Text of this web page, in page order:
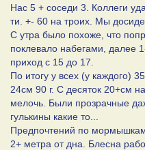
Нас 5 + соседи 3. Коллеги
ти. +- 60 на троих. Мы
С утра было похоже, что
поклевало набегами, далее
приход с 15 до 17.
По итогу у всех (у каждого)
24см 90 г. С десяток 20+см
мелочь. Были прозрачные
гулькины какие то...
Предпочтений по
2+ метра от дна. Блесна